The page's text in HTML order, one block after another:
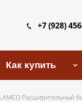
+7 (928)
Как купить
Расширительный